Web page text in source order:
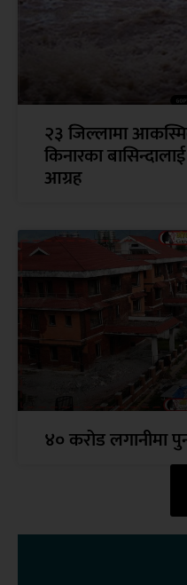
२३ जिल्लामा
किनारका
आग्रह
४० करोड लगानीमा